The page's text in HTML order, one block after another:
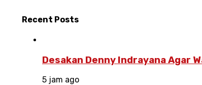
Recent Posts
Desakan Denny Indrayana Agar
5 jam ago